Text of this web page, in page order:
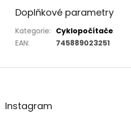
Doplňkové parametry
Kategorie: Cyklopočítače
EAN: 745889023251
Z
aInstagram